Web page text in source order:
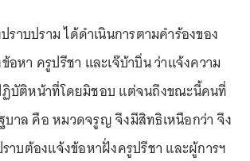
ราบปราม ได้ดำเนินการตามคำร้องของ
หา ครูปรีชา และเจ๊บ้าบิ่น ว่าแจ้งความ
ฏิบัติหน้าที่โดยมิชอบ แต่จนถึงขณะนี้คนที่
าล คือ หมวดจรูญ จึงมีสิทธิเหนือกว่า จึง
าบต้องแจ้งข้อหาฝั่งครูปรีชา และผู้การฯ